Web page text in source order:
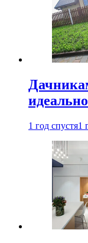
1 год спустя1